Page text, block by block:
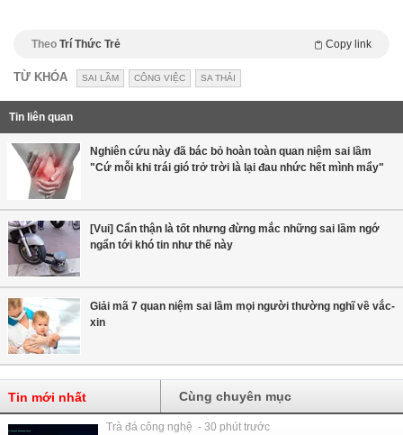
Theo Trí Thức Trẻ Copy link
TỪ KHÓA SAI LẦM CÔNG VIỆC SA THẢI
Tin liên quan
Nghiên cứu này đã bác bỏ hoàn toàn quan niệm sai lầm
"Cứ mỗi khi trái gió trở trời là lại đau nhức hết mình mẩy"
[Vui] Cẩn thận là tốt nhưng đừng mắc những sai lầm ngớ
ngẩn tới khó tin như thế này
Giải mã 7 quan niệm sai lầm mọi người thường nghĩ về vắc-
xin
Tin mới nhất Cùng chuyên mục
Trà đá công nghệ - 30 phút trước